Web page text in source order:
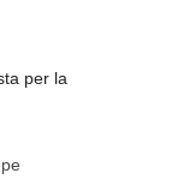
per la